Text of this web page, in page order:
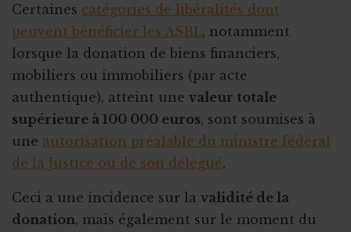
Certaines catégories de libéralités dont
peuvent bénéficier les ASBL, notamment
lorsque la donation de biens financiers,
mobiliers ou immobiliers (par acte
authentique), atteint une valeur totale
supérieure à 100 000 euros, sont soumises à
une autorisation préalable du ministre fédéral
de la Justice ou de son délégué.
Ceci a une incidence sur la validité de la
donation, mais également sur le moment du